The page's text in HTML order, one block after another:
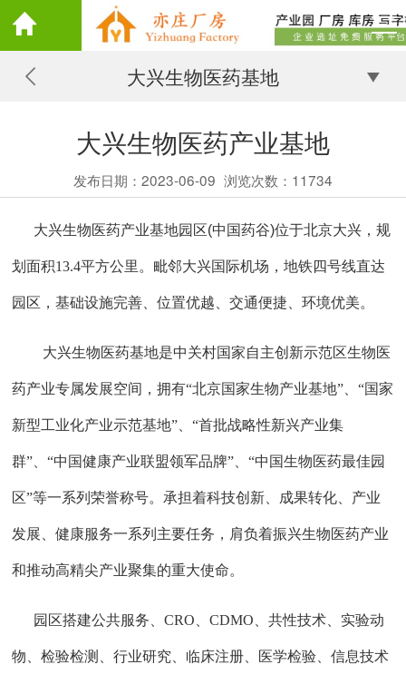
大兴生物医药基地
大兴生物医药产业基地
发布日期：2023-06-09 浏览次数： 11734
大兴生物医药产业基地园区(中国药谷)位于北京大兴，规
划面积13.4平方公里。毗邻大兴国际机场，地铁四号线直达
园区，基础设施完善、位置优越、交通便捷、环境优美。
大兴生物医药基地是中关村国家自主创新示范区生物医
药产业专属发展空间，拥有“北京国家生物产业基地”、“国家
新型工业化产业示范基地”、“首批战略性新兴产业集
群”、“中国健康产业联盟领军品牌”、“中国生物医药最佳园
区”等一系列荣誉称号。承担着科技创新、成果转化、产业
发展、健康服务一系列主要任务，肩负着振兴生物医药产业
和推动高精尖产业聚集的重大使命。
园区搭建公共服务、CRO、CDMO、共性技术、实验动
物、检验检测、行业研究、临床注册、医学检验、信息技术